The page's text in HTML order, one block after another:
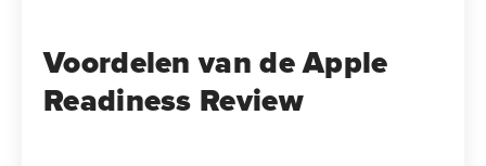
Voordelen van de Apple
Readiness Review